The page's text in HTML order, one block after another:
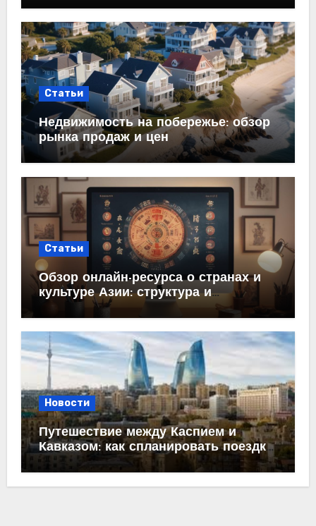
Статьи
Недвижимость на побережье: обзор
рынка продаж и цен
Статьи
Обзор онлайн-ресурса о странах и
культуре Азии: структура и
содержание
Новости
Путешествие между Каспием и
Кавказом: как спланировать поездку
из Махачкалы в Баку